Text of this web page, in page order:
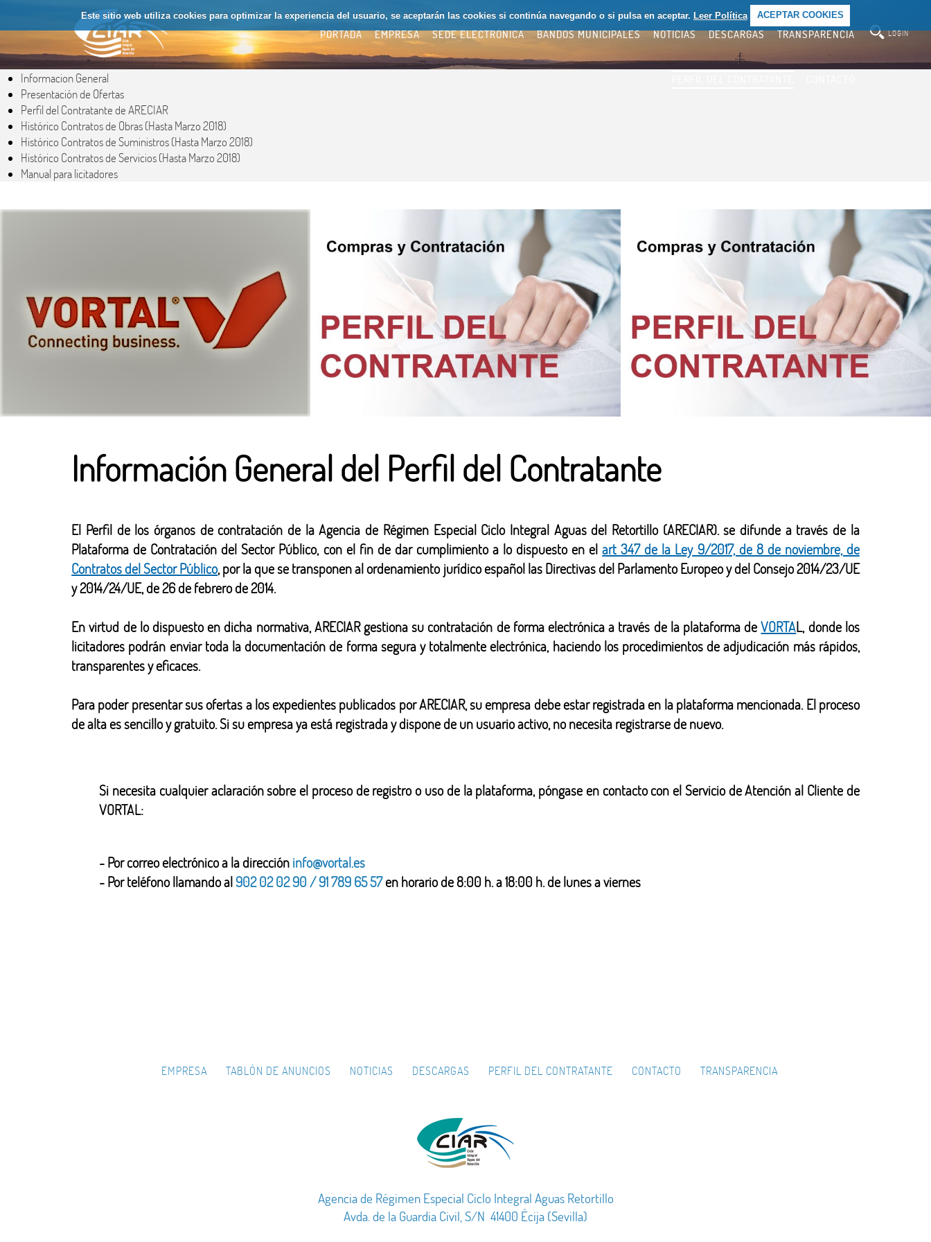
Este sitio web utiliza cookies para optimizar la experiencia del usuario, se aceptarán las cookies si continúa navegando o si pulsa en aceptar. Leer Política ACEPTAR COOKIES
PORTADA EMPRESA SEDE ELECTRÓNICA BANDOS MUNICIPALES NOTICIAS DESCARGAS TRANSPARENCIA LOGIN
Informacion General
Presentación de Ofertas
Perfil del Contratante de ARECIAR
Histórico Contratos de Obras (Hasta Marzo 2018)
Histórico Contratos de Suministros (Hasta Marzo 2018)
Histórico Contratos de Servicios (Hasta Marzo 2018)
Manual para licitadores
Información General del Perfil del Contratante
El Perfil de los órganos de contratación de la Agencia de Régimen Especial Ciclo Integral Aguas del Retortillo (ARECIAR). se difunde a través de la
Plataforma de Contratación del Sector Público, con el fin de dar cumplimiento a lo dispuesto en elart 347 de la Ley 9/2017, de 8 de noviembre, de
Contratos del Sector Público, por la que se transponen al ordenamiento jurídico español las Directivas del Parlamento Europeo y del Consejo 2014/23/UE
y 2014/24/UE, de 26 de febrero de 2014.
En virtud de lo dispuesto en dicha normativa, ARECIAR gestiona su contratación de forma electrónica a través de la plataforma deVORTAL, donde los
licitadores podrán enviar toda la documentación de forma segura y totalmente electrónica, haciendo los procedimientos de adjudicación más rápidos,
transparentes y eficaces.
Para poder presentar sus ofertas a los expedientes publicados por ARECIAR, su empresa debe estar registrada en la plataforma mencionada. El proceso
de alta es sencillo y gratuito. Si su empresa ya está registrada y dispone de un usuario activo, no necesita registrarse de nuevo.
Si necesita cualquier aclaración sobre el proceso de registro o uso de la plataforma, póngase en contacto con el Servicio de Atención al Cliente de
VORTAL:
- Por correo electrónico a la dirección info@vortal.es
- Por teléfono llamando al 902 02 02 90 / 91 789 65 57en horario de 8:00 h. a 18:00 h. de lunes a viernes
EMPRESA TABLÓN DE ANUNCIOS NOTICIAS DESCARGAS PERFIL DEL CONTRATANTE CONTACTO TRANSPARENCIA
Agencia de Régimen Especial Ciclo Integral Aguas Retortillo
Avda. de la Guardia Civil, S/N 41400 Écija (Sevilla)